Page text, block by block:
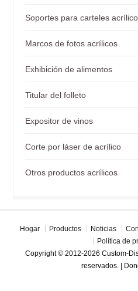
Soportes para carteles
Marcos de fotos acrílicos
Exhibición de alimentos
Titular del folleto
Expositor de vinos
Corte por láser de acrílico
Otros productos acrílicos
Hogar Productos Noticias
Política de
Copyright © 2012-2026 Custom-
reservados. |